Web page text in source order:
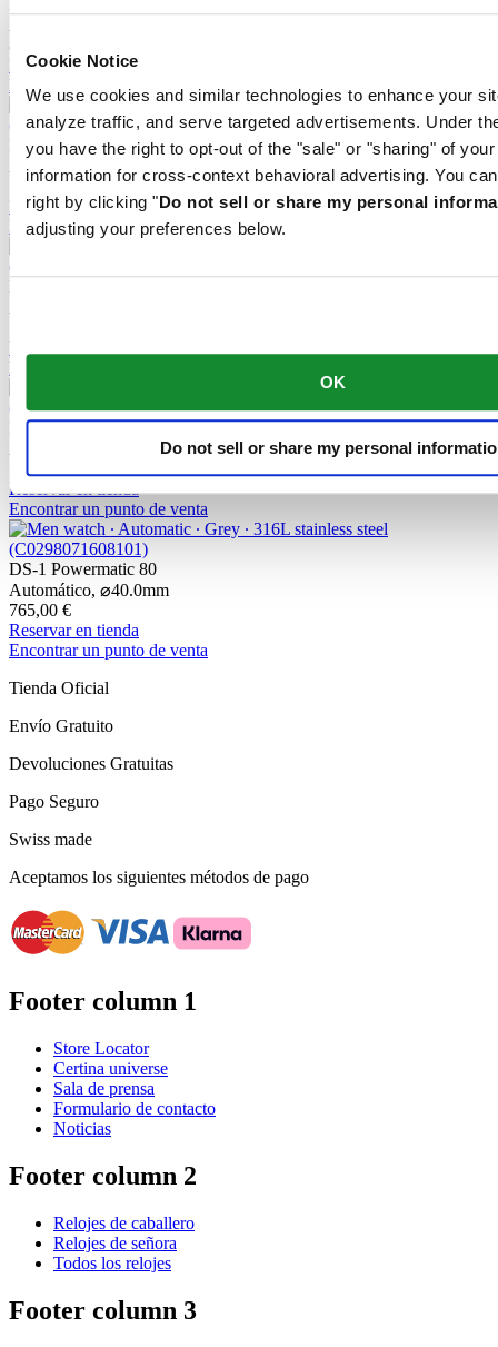
Cookie Notice
We use cookies and similar technologies to enhance your
analyze traffic, and serve targeted advertisements. Under
you have the right to opt-out of the "sale" or "sharing" of
information for cross-context behavioral advertising. You
right by clicking "Do not sell or share my personal
adjusting your preferences below.
OK
Do not sell or share my personal
860,00 €
Reservar en tienda
Encontrar un punto de venta
DS-1 Skeleton
Automático,
40.0mm
1.050,00 €
Reservar en tienda
Encontrar un punto de venta
DS-1 Skeleton
Reservar en tienda
Encontrar un punto de venta
DS-1 Powermatic 80
40.0mm
765,00 €
Reservar en tienda
Encontrar un punto de venta
DS-1 Powermatic 80
Automático, ⌀40.0mm
765,00 €
Reservar en tienda
Encontrar un punto de venta
Tienda Oficial
Envío Gratuito
Devoluciones Gratuitas
Pago Seguro
Swiss made
Aceptamos los siguientes métodos de pago
Footer column 1
Store Locator
Certina universe
Sala de prensa
Formulario de contacto
Noticias
Footer column 2
Relojes de caballero
Relojes de señora
Todos los relojes
Footer column 3